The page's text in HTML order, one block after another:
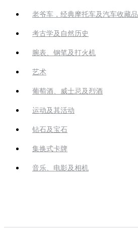
老爷车，经典摩托车及汽车收藏品
考古学及自然历史
腕表、钢笔及打火机
艺术
葡萄酒、威士忌及烈酒
运动及其活动
钻石及宝石
集换式卡牌
音乐、电影及相机